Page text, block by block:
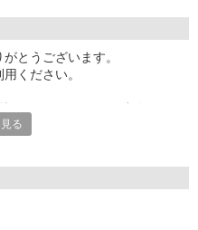
とうございます。
ください。
と伝えるとスムーズです。
る